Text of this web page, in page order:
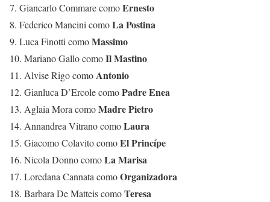
7. Giancarlo Commare comoErnesto
8. Federico Mancini comoLa Postina
9. Luca Finotti comoMassimo
10. Mariano Gallo comoIl Mastino
11. Alvise Rigo comoAntonio
12. Gianluca D’Ercole comoPadre Enea
13. Aglaia Mora comoMadre Pietro
14. Annandrea Vitrano comoLaura
15. Giacomo Colavito comoEl Princípe
16. Nicola Donno comoLa Marisa
17. Loredana Cannata comoOrganizadora
18. Barbara De Matteis comoTeresa